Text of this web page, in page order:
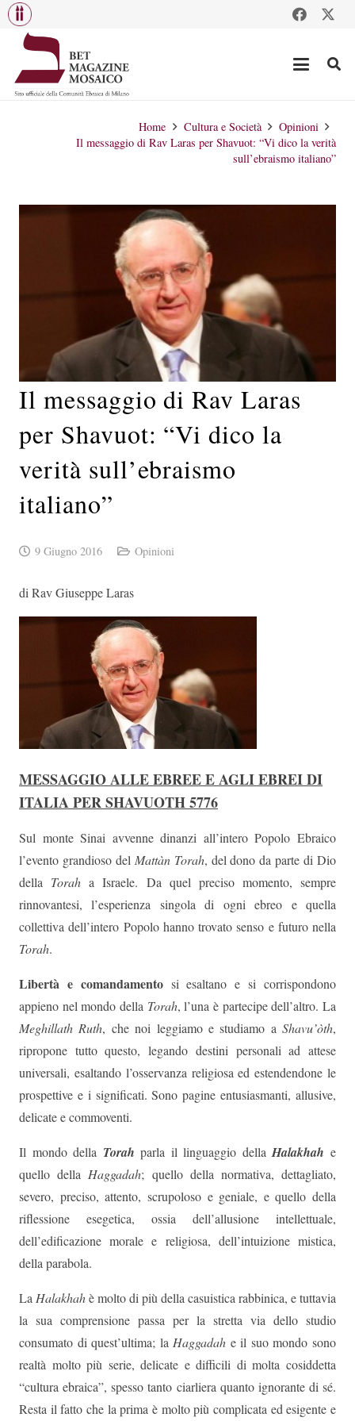
Home Cultura e Società
Opinioni
Il messaggio di Rav Laras per Shavuot: “Vi dico la verità
sull’ebraismo italiano”
Il messaggio di Rav Laras
per Shavuot: “Vi dico la
verità sull’ebraismo
italiano”
9 Giugno 2016 Opinioni
di Rav Giuseppe Laras
MESSAGGIO ALLE EBREE E AGLI EBREI DI
ITALIA PER SHAVUOTH 5776
Sul monte Sinai avvenne dinanzi all’intero Popolo Ebraico
l’evento grandioso del Mattàn Torah, del dono da parte di Dio
della Torah a Israele. Da quel preciso momento, sempre
rinnovantesi, l’esperienza singola di ogni ebreo e quella
collettiva dell’intero Popolo hanno trovato senso e futuro nella
Torah.
Libertà e comandamentosi esaltano e si corrispondono
appieno nel mondo della Torah, l’una è partecipe dell’altro. La
Meghillath Ruth, che noi leggiamo e studiamo a Shavu’òth,
ripropone tutto questo, legando destini personali ad attese
universali, esaltando l’osservanza religiosa ed estendendone le
prospettive e i significati. Sono pagine entusiasmanti, allusive,
delicate e commoventi.
Il mondo della Torah parla il linguaggio dellaHalakhah e
quello della Haggadah; quello della normativa, dettagliato,
severo, preciso, attento, scrupoloso e geniale, e quello della
riflessione esegetica, ossia dell’allusione intellettuale,
dell’edificazione morale e religiosa, dell’intuizione mistica,
della parabola.
La Halakhahè molto di più della casuistica rabbinica, e tuttavia
la sua comprensione passa per la stretta via dello studio
consumato di quest’ultima; la Haggadah e il suo mondo sono
realtà molto più serie, delicate e difficili di molta cosiddetta
“cultura ebraica”, spesso tanto ciarliera quanto ignorante di sé.
Resta il fatto che la prima è molto più complicata ed esigente e